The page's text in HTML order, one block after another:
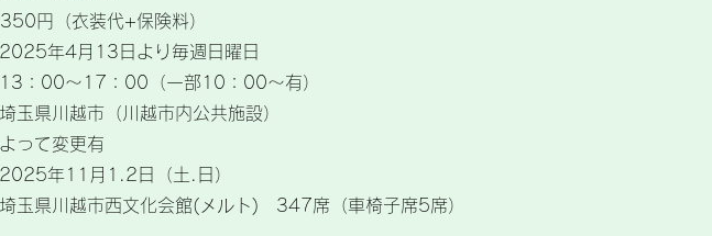
円（衣装代+保険料）
年4月13日より毎週日曜日
：00～17：00（一部10：00～有）
玉県川越市（川越市内公共施設）
って変更有
年11月1.2日（土.日）
玉県川越市西文化会館(メルト) 347席（車椅子席5席）